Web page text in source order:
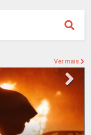
Ver mais